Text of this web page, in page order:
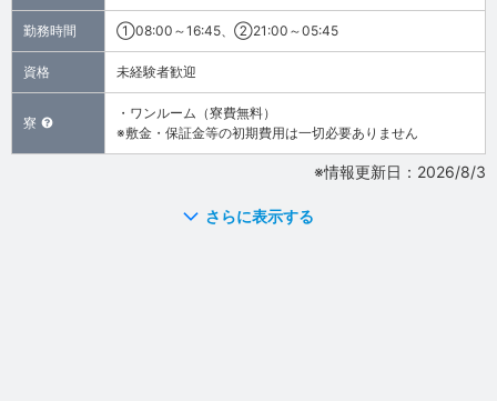
勤務時間 ①08:00～16:45、②21:00～05:45
資格 未経験者歓迎
寮
・ワンルーム（寮費無料）
※敷金・保証金等の初期費用は一切必要ありません
※情報更新日：2026/8/3
さらに表示する